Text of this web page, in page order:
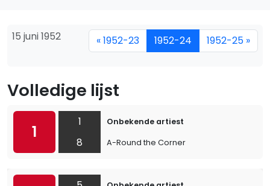
15 juni 1952 « 1952-23 1952-24 1952-25 »
Volledige lijst
1
1
8
Onbekende artiest
A-Round the Corner